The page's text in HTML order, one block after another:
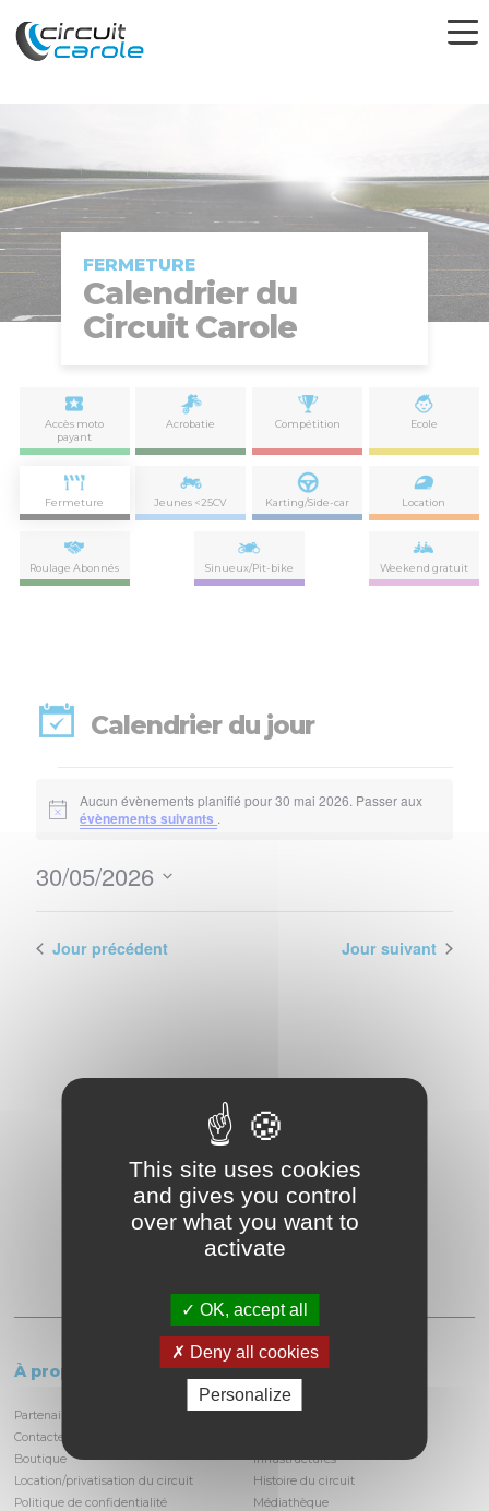
FERMETURE
Calendrier du
Circuit Carole
Accès moto
payant
Acrobatie Compétition Ecole
Fermeture Jeunes <25CV Karting/Side-car Location
Roulage Abonnés Sinueux/Pit-bike Weekend gratuit
Calendrier du jour
Évènements
for
30
mai
2026
Notice
Aucun évènements planifié pour 30 mai 2026. Passer aux
évènements suivants .
par
vues
30/05/2026
date.Jour précédent Jour suivant
À propos
Partenaires et locataires
Contactez-nous
Boutique
Location/privatisation du circuit
Politique de confidentialité
Le circuit
Informations pratiques
Infrastructures
Histoire du circuit
Médiathèque
This site uses cookies
and gives you control
over what you want to
activate
OK, accept all
Deny all cookies
Personalize